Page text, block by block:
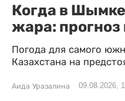
Когда в
жара: прогноз
Погода для самого
Казахстана на
Аида Уразалина 09.08.2026,